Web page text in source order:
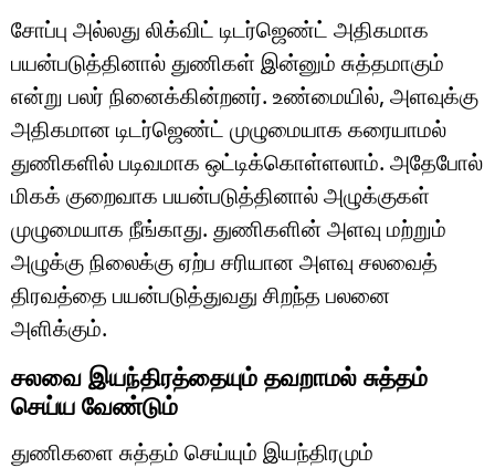
சோப்பு அல்லது லிக்விட் டிடர்ஜெண்ட் அதிகமாக
பயன்படுத்தினால் துணிகள் இன்னும் சுத்தமாகும்
என்று பலர் நினைக்கின்றனர். உண்மையில், அளவுக்கு
அதிகமான டிடர்ஜெண்ட் முழுமையாக கரையாமல்
துணிகளில் படிவமாக ஒட்டிக்கொள்ளலாம். அதேபோல்
மிகக் குறைவாக பயன்படுத்தினால் அழுக்குகள்
முழுமையாக நீங்காது. துணிகளின் அளவு மற்றும்
அழுக்கு நிலைக்கு ஏற்ப சரியான அளவு சலவைத்
திரவத்தை பயன்படுத்துவது சிறந்த பலனை
அளிக்கும்.
சலவை இயந்திரத்தையும் தவறாமல் சுத்தம்
செய்ய வேண்டும்
துணிகளை சுத்தம் செய்யும் இயந்திரமும்